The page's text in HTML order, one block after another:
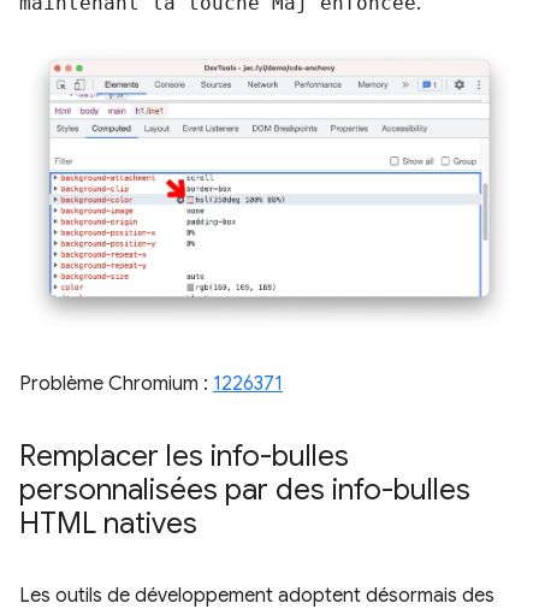
Problème Chromium : 1226371
Remplacer les info-bulles
personnalisées par des info-bulles
HTML natives
Les outils de développement adoptent désormais des